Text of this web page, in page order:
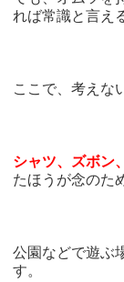
れば常識と言え
ここで、考えな
シャツ、ズボン
たほうが念のた
公園などで遊ぶ
す。